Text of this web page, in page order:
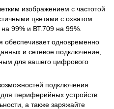
изображением с частотой
цветами с охватом
на 99% и ВТ.709 на 99%.
обеспечивает одновременно
и сетевое подключение,
для вашего цифрового
подключения
периферийных устройств
а также заряжайте